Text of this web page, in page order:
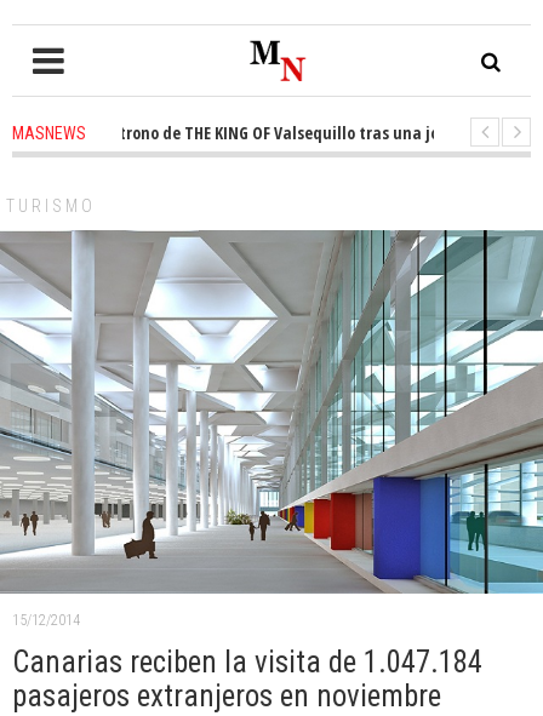
MASNEWS
el trono de THE KING OF Valsequillo tras una jornada de baloncesto
TURISMO
15/12/2014
Canarias reciben la visita de 1.047.184
pasajeros extranjeros en noviembre